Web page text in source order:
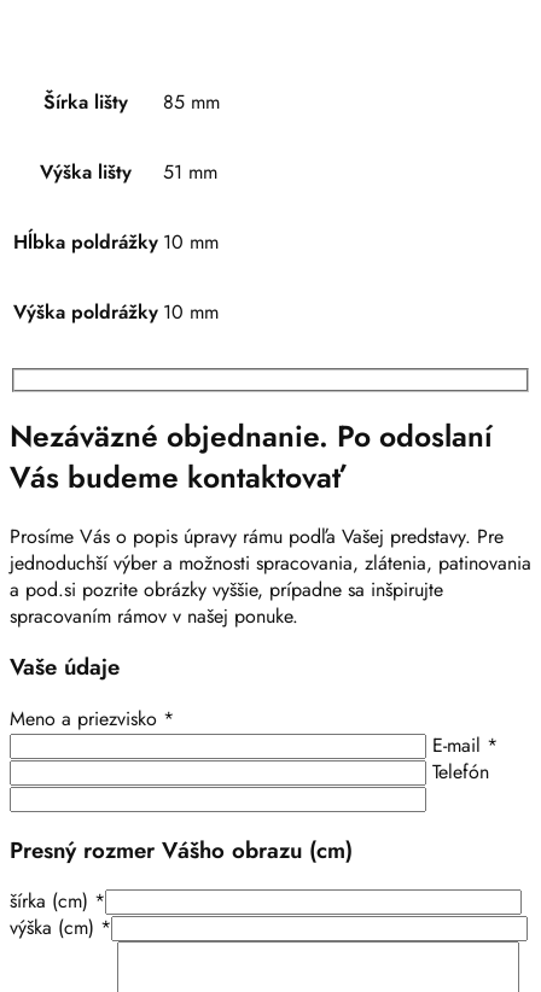
Šírka lišty 85 mm
Výška lišty 51 mm
Hĺbka poldrážky 10 mm
Výška poldrážky 10 mm
Nezáväzné objednanie. Po odoslaní
Vás budeme kontaktovať
Prosíme Vás o popis úpravy rámu podľa Vašej predstavy. Pre
jednoduchší výber a možnosti spracovania, zlátenia, patinovania
a pod.si pozrite obrázky vyššie, prípadne sa inšpirujte
spracovaním rámov v našej ponuke.
Vaše údaje
Meno a priezvisko *
E-mail *
Telefón
Presný rozmer Vášho obrazu (cm)
šírka (cm) *
výška (cm) *